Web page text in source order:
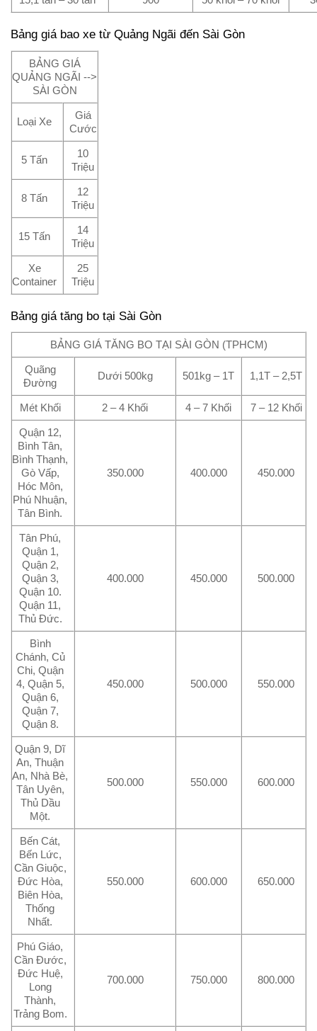
Bảng giá bao xe từ Quảng Ngãi đến Sài Gòn
BẢNG GIÁ
QUẢNG NGÃI -->
SÀI GÒN
Loại Xe
Giá
Cước
5 Tấn
10
Triệu
8 Tấn
12
Triệu
15 Tấn
14
Triệu
Xe
Container
25
Triệu
Bảng giá tăng bo tại Sài Gòn
BẢNG GIÁ TĂNG BO TẠI SÀI GÒN (TPHCM)
Quãng
Đường
Dưới 500kg 501kg – 1T 1,1T – 2,5T
Mét Khối 2 – 4 Khối 4 – 7 Khối 7 – 12 Khối
Quận 12,
Bình Tân,
Bình Thạnh,
Gò Vấp,
Hóc Môn,
Phú Nhuận,
Tân Bình.
350.000 400.000 450.000
Tân Phú,
Quận 1,
Quận 2,
Quận 3,
Quận 10.
Quận 11,
Thủ Đức.
400.000 450.000 500.000
Bình
Chánh, Củ
Chi, Quận
4, Quận 5,
Quận 6,
Quận 7,
Quận 8.
450.000 500.000 550.000
Quận 9, Dĩ
An, Thuận
An, Nhà Bè,
Tân Uyên,
Thủ Dầu
Một.
500.000 550.000 600.000
Bến Cát,
Bến Lức,
Cần Giuộc,
Đức Hòa,
Biên Hòa,
Thống
Nhất.
550.000 600.000 650.000
Phú Giáo,
Cần Đước,
Đức Huệ,
Long
Thành,
Trảng Bom.
700.000 750.000 800.000